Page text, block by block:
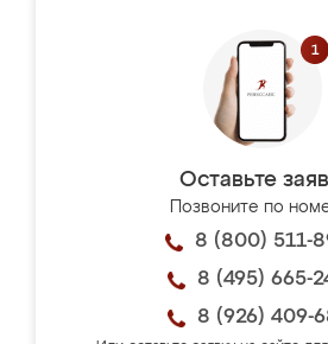
Оставьте
Позвоните по
8 (800) 511-
8 (495) 665-
8 (926) 409-